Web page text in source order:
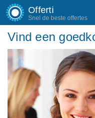
Offerti
Snel de beste offertes
Vind een